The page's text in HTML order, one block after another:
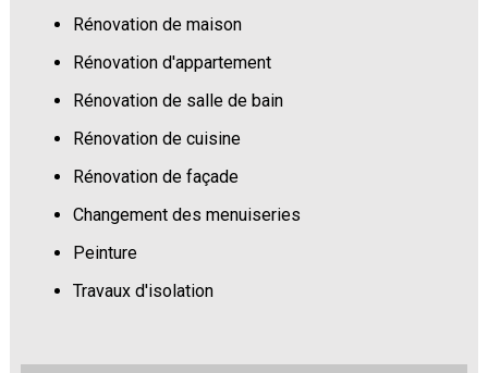
Rénovation de maison
Rénovation d'appartement
Rénovation de salle de bain
Rénovation de cuisine
Rénovation de façade
Changement des menuiseries
Peinture
Travaux d'isolation